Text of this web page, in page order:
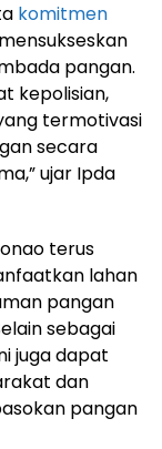
komitmen
pangan.
kepolisian,
termotivasi
secara
ujar Ipda
terus
lahan
pangan
sebagai
juga dapat
dan
pangan